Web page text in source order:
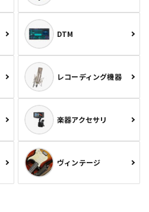
DTM
レコーディング機器
楽器アクセサリ
ヴィンテージ